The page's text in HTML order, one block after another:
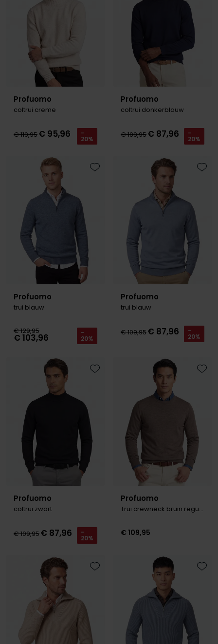
Profuomo
coltrui creme
€ 119,95€ 95,96 -
20%
Profuomo
coltrui donkerblauw
€ 109,95€ 87,96 -
20%
Profuomo
trui blauw
€ 129,95
€ 103,96 -
20%
Toevoegen aan favorieten
Profuomo
trui blauw
€ 109,95€ 87,96 -
20%
Profuomo
coltrui zwart
€ 109,95€ 87,96 -
20%
Toevoegen aan favorieten
Profuomo
Trui crewneck bruin regular fit
€ 109,95
Toevoegen aan favorieten